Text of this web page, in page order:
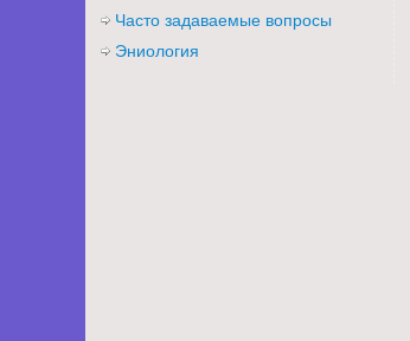
Часто задаваемые вопросы
Эниология